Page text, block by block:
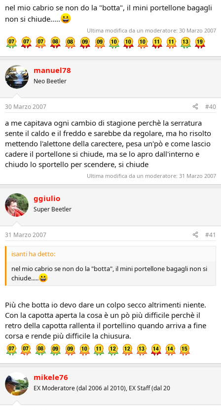
nel mio cabrio se non do la "botta", il mini portellone bagagli
non si chiude.....
Ultima modifica da un moderatore: 30 Marzo 2007
manuel78
Neo Beetler
30 Marzo 2007 #40
a me capitava ogni cambio di stagione perchè la serratura
sente il caldo e il freddo e sarebbe da regolare, ma ho risolto
mettendo l'alettone della carectere, pesa un'pò e come lascio
cadere il portellone si chiude, ma se lo apro dall'interno e
chiudo lo sportello per scendere, si chiude
Ultima modifica da un moderatore: 31 Marzo 2007
ggiulio
Super Beetler
31 Marzo 2007 #41
isanti ha detto:
nel mio cabrio se non do la "botta", il mini portellone bagagli non si
chiude.....
Più che botta io devo dare un colpo secco altrimenti niente.
Con la capotta aperta la cosa è un pò più difficile perchè il
retro della capotta rallenta il portellino quando arriva a fine
corsa e rende più difficile la chiusura.
mikele76
EX Moderatore (dal 2006 al 2010), EX Staff (dal 20